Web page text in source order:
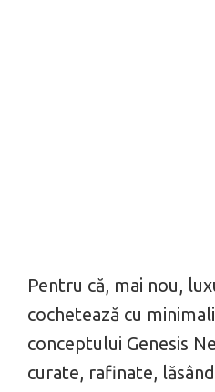
Pentru că, mai nou,
cochetează cu
conceptului Genesis
curate, rafinate,